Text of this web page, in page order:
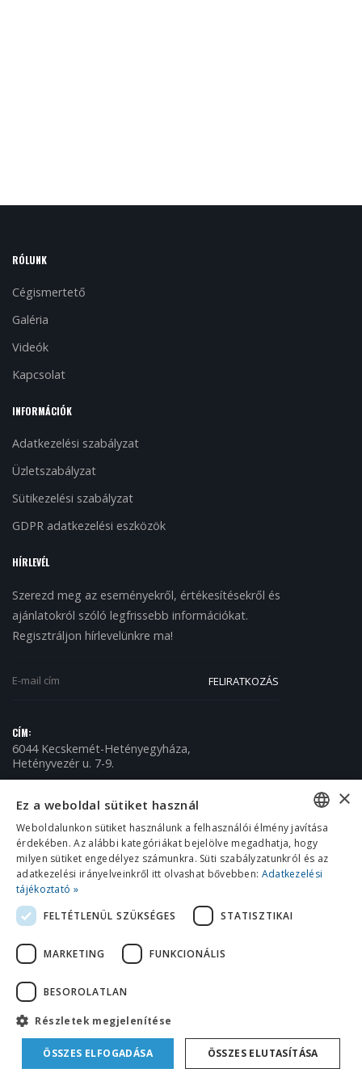
RÓLUNK
Cégismertető
Galéria
Videók
Kapcsolat
INFORMÁCIÓK
Adatkezelési szabályzat
Üzletszabályzat
Sütikezelési szabályzat
GDPR adatkezelési eszközök
HÍRLEVÉL
Szerezd meg az eseményekről, értékesítésekről és
ajánlatokról szóló legfrissebb információkat.
Regisztráljon hírlevelünkre ma!
CÍM:
6044 Kecskemét-Hetényegyháza,
Hetényvezér u. 7-9.
TELEFON:
+36 (76) 509-150
info@omikronkft.hu
NYITVA TARTÁS:
H - P / 8:00 - 16:00
HUNGARIAN
ENGLISH
×
Ez a weboldal sütiket használ
Weboldalunkon sütiket használunk a felhasználói élmény javítása
érdekében. Az alábbi kategóriákat bejelölve megadhatja, hogy
milyen sütiket engedélyez számunkra. Süti szabályzatunkról és az
adatkezelési irányelveinkről itt olvashat bővebben: Adatkezelési
tájékoztató »
FELTÉTLENÜL SZÜKSÉGES
STATISZTIKAI
MARKETING FUNKCIONÁLIS
BESOROLATLAN
Részletek megjelenítése
ÖSSZES ELFOGADÁSA ÖSSZES ELUTASÍTÁSA